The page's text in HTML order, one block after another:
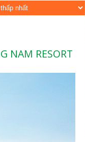
NAM RESORT